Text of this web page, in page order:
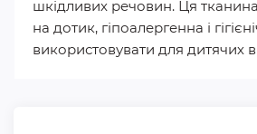
шкідливих речовин. Ця
на дотик, гіпоалергенна і
використовувати для дитячих